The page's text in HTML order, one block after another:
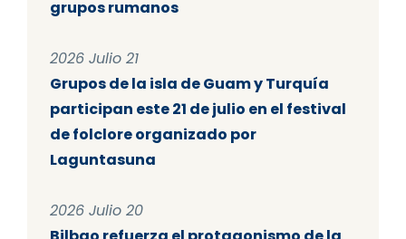
grupos rumanos
2026 Julio 21
Grupos de la isla de Guam y Turquía
participan este 21 de julio en el festival
de folclore organizado por
Laguntasuna
2026 Julio 20